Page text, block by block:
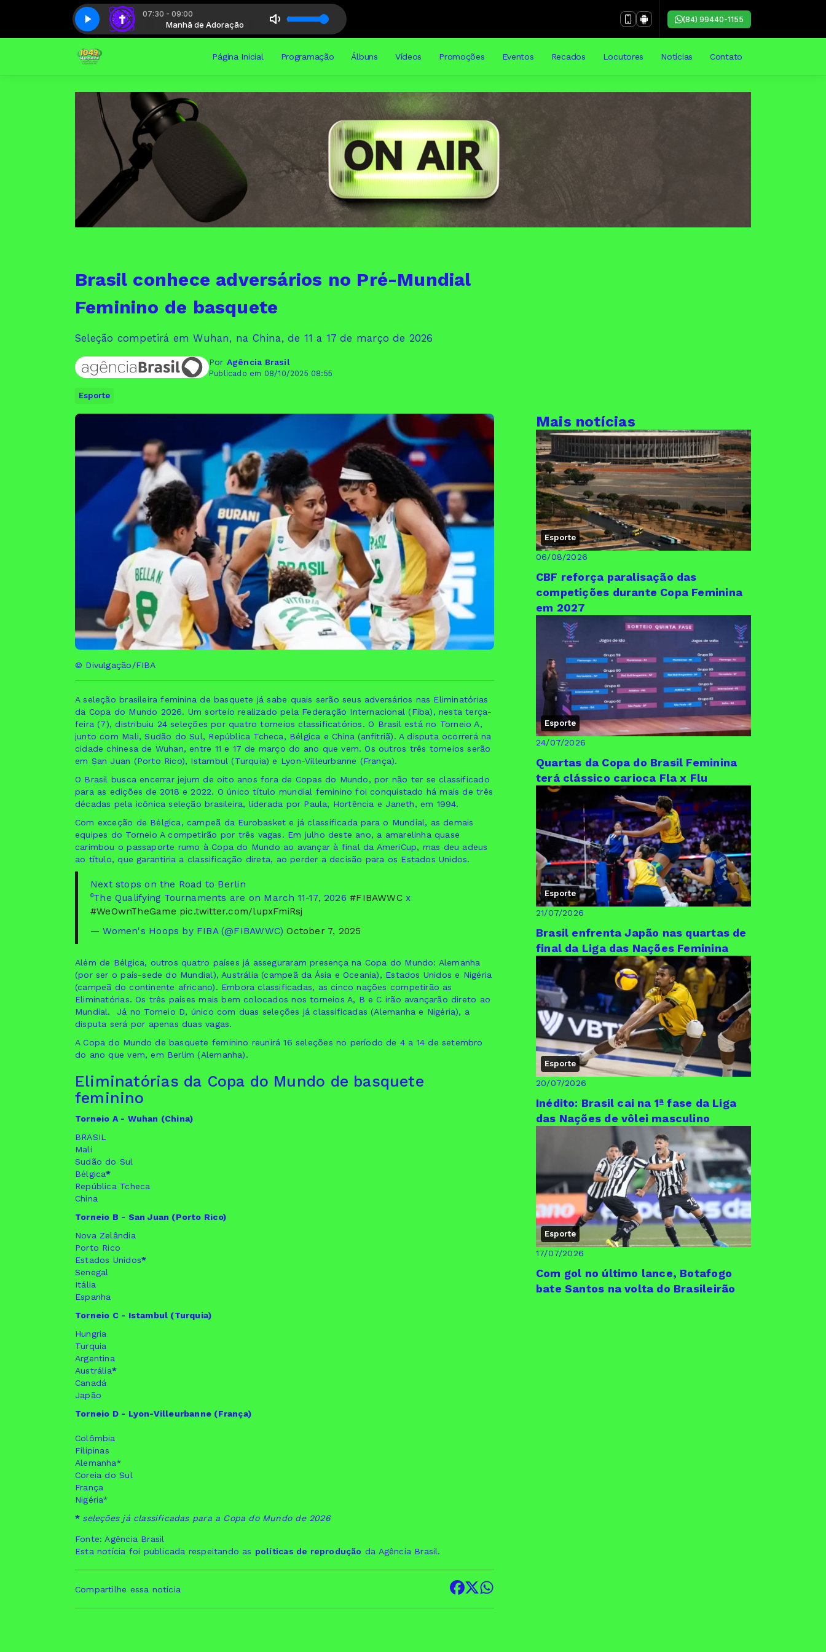
07:30 - 09:00
Manhã de Adoração Manhã de Adoração
Conexão gospel - Parte 3 Conexão gospel - Parte 3
(84) 99440-1155
Página Inicial Programação Álbuns Vídeos Promoções Eventos Recados Locutores Notícias Contato
Brasil conhece adversários no Pré-Mundial
Feminino de basquete
Seleção competirá em Wuhan, na China, de 11 a 17 de março de 2026
Por Agência Brasil
Publicado em 08/10/2025 08:55
Esporte
© Divulgação/FIBA
A seleção brasileira feminina de basquete já sabe quais serão seus adversários nas Eliminatórias
da Copa do Mundo 2026. Um sorteio realizado pela Federação Internacional (Fiba), nesta terça-
feira (7), distribuiu 24 seleções por quatro torneios classificatórios. O Brasil está no Torneio A,
junto com Mali, Sudão do Sul, República Tcheca, Bélgica e China (anfitriã). A disputa ocorrerá na
cidade chinesa de Wuhan, entre 11 e 17 de março do ano que vem. Os outros três torneios serão
em San Juan (Porto Rico), Istambul (Turquia) e Lyon-Villeurbanne (França).
O Brasil busca encerrar jejum de oito anos fora de Copas do Mundo, por não ter se classificado
para as edições de 2018 e 2022. O único título mundial feminino foi conquistado há mais de três
décadas pela icônica seleção brasileira, liderada por Paula, Hortência e Janeth, em 1994.
Com exceção de Bélgica, campeã da Eurobasket e já classificada para o Mundial, as demais
equipes do Torneio A competirão por três vagas. Em julho deste ano, a amarelinha quase
carimbou o passaporte rumo à Copa do Mundo ao avançar à final da AmeriCup, mas deu adeus
ao título, que garantiria a classificação direta, ao perder a decisão para os Estados Unidos.
Next stops on the Road to Berlin ️
⁰The Qualifying Tournaments are on March 11-17, 2026 ️#FIBAWWCx
#WeOwnTheGame pic.twitter.com/lupxFmiRsj
— Women's Hoops by FIBA (@FIBAWWC)October 7, 2025
Além de Bélgica, outros quatro países já asseguraram presença na Copa do Mundo: Alemanha
(por ser o país-sede do Mundial), Austrália (campeã da Ásia e Oceania), Estados Unidos e Nigéria
(campeã do continente africano). Embora classificadas, as cinco nações competirão as
Eliminatórias. Os três países mais bem colocados nos torneios A, B e C irão avançarão direto ao
Mundial. Já no Torneio D, único com duas seleções já classificadas (Alemanha e Nigéria), a
disputa será por apenas duas vagas.
A Copa do Mundo de basquete feminino reunirá 16 seleções no período de 4 a 14 de setembro
do ano que vem, em Berlim (Alemanha).
Eliminatórias da Copa do Mundo de basquete
feminino
Torneio A - Wuhan (China)
BRASIL
Mali
Sudão do Sul
Bélgica*
República Tcheca
China
Torneio B - San Juan (Porto Rico)
Nova Zelândia
Porto Rico
Estados Unidos*
Senegal
Itália
Espanha
Torneio C - Istambul (Turquia)
Hungria
Turquia
Argentina
Austrália*
Canadá
Japão
Torneio D - Lyon-Villeurbanne (França)
Colômbia
Filipinas
Alemanha*
Coreia do Sul
França
Nigéria*
* seleções já classificadas para a Copa do Mundo de 2026
Fonte: Agência Brasil
Esta notícia foi publicada respeitando as políticas de reprodução da Agência Brasil.
Compartilhe essa notícia
Mais notícias
Esporte
06/08/2026
CBF reforça paralisação das
competições durante Copa Feminina
em 2027
Esporte
24/07/2026
Quartas da Copa do Brasil Feminina
terá clássico carioca Fla x Flu
Esporte
21/07/2026
Brasil enfrenta Japão nas quartas de
final da Liga das Nações Feminina
Esporte
20/07/2026
Inédito: Brasil cai na 1ª fase da Liga
das Nações de vôlei masculino
Esporte
17/07/2026
Com gol no último lance, Botafogo
bate Santos na volta do Brasileirão